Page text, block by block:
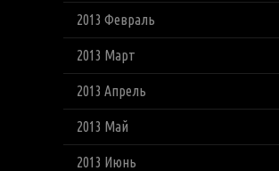
2013 Февраль
2013 Март
2013 Апрель
2013 Май
2013 Июнь